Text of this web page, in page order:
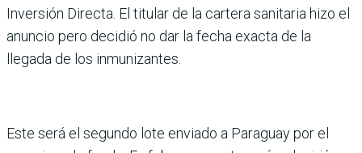
Inversión Directa. El titular de la cartera sanitaria hizo el
anuncio pero decidió no dar la fecha exacta de la
llegada de los inmunizantes.
Este será el segundo lote enviado a Paraguay por el